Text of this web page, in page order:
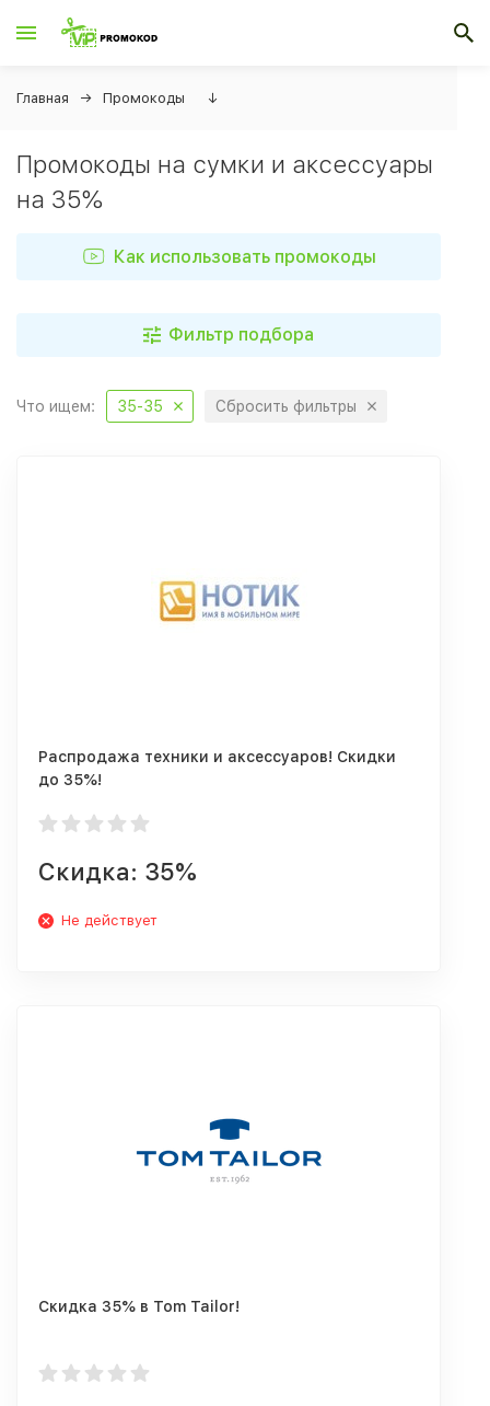
Главная Промокоды ↓
Промокоды на сумки и аксессуары
на 35%
Как использовать промокоды
Фильтр подбора
Что ищем: 35-35 Сбросить фильтры
Распродажа техники и аксессуаров! Скидки
до 35%!
Скидка: 35%
Не действует
Скидка 35% в Tom Tailor!